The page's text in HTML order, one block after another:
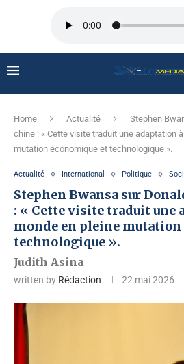
Home Actualité
Stephen
chine : « Cette visite traduit une adaptation
mutation économique et technologique ».
Actualité International Politique
Stephen Bwansa sur
: « Cette visite traduit une
monde en pleine mutation
technologique ».
Judith Asina
written by Rédaction 22 mai 2026